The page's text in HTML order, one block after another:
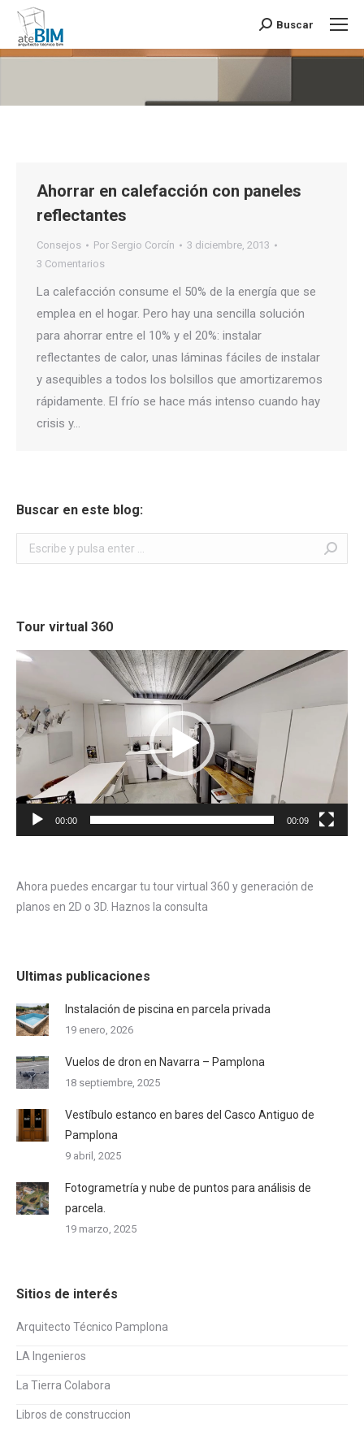
Buscar:
Buscar
Ahorrar en calefacción con paneles
reflectantes
Consejos Por Sergio Corcín
3 diciembre, 2013
3 Comentarios
La calefacción consume el 50% de la energía que se
emplea en el hogar. Pero hay una sencilla solución
para ahorrar entre el 10% y el 20%: instalar
reflectantes de calor, unas láminas fáciles de instalar
y asequibles a todos los bolsillos que amortizaremos
rápidamente. El frío se hace más intenso cuando hay
crisis y…
Buscar en este blog:
Buscar:
Tour virtual 360
Reproductor
00:00 00:09
Ahora puedes encargar tu tour virtual 360 y generación de
planos en 2D o 3D. Haznos la consulta
Ultimas publicaciones
Instalación de piscina en parcela privada
19 enero, 2026
Vuelos de dron en Navarra – Pamplona
18 septiembre, 2025
Vestíbulo estanco en bares del Casco Antiguo de
Pamplona
9 abril, 2025
Fotogrametría y nube de puntos para análisis de
parcela.
19 marzo, 2025
Sitios de interés
Arquitecto Técnico Pamplona
LA Ingenieros
La Tierra Colabora
Libros de construccion